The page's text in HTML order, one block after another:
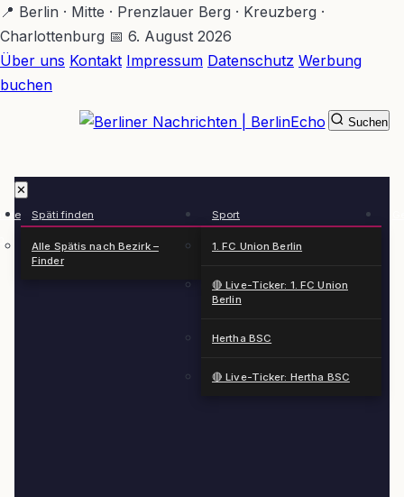
Zum
Hauptinhalt
springen
📍 Berlin · Mitte · Prenzlauer Berg · Kreuzberg ·
Charlottenburg 📅 6. August 2026
Über uns Kontakt Impressum Datenschutz Werbung
buchen
✕
Späti finden
Alle Spätis nach Bezirk –
Finder
Sport
1. FC Union Berlin
🔴 Live-Ticker: 1. FC Union
Berlin
Hertha BSC
🔴 Live-Ticker: Hertha BSC
Suchen